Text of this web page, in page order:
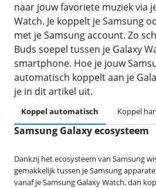
naar jouw favoriete muziek via
Watch. Je koppelt je Samsung
met je Samsung account. Zo
Buds soepel tussen je Galaxy
smartphone. Hoe je jouw
automatisch koppelt aan je
je in dit artikel uit.
Koppel automatisch Koppel
Samsung Galaxy ecosysteem
Dankzij het ecosysteem van Samsung
gemakkelijk tussen je Samsung
vanaf je Samsung Galaxy Watch, dan